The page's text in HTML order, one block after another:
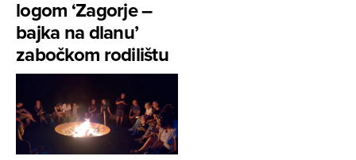
logom ‘Zagorje –
bajka na dlanu’
zabočkom rodilištu